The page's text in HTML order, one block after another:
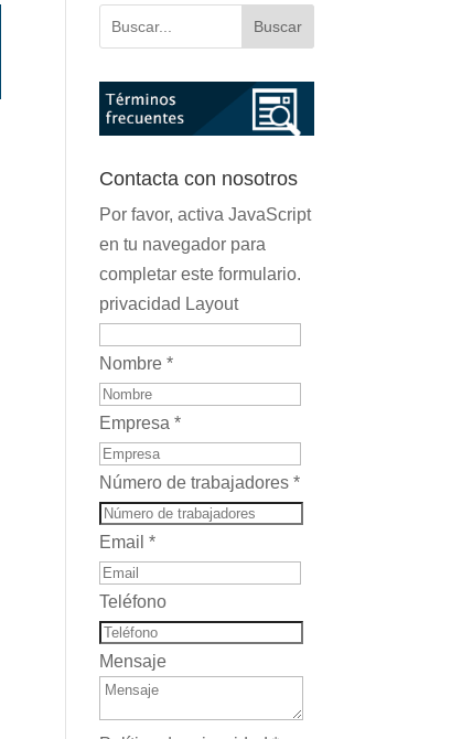
Buscar
Contacta con nosotros
Por favor, activa JavaScript
en tu navegador para
completar este formulario.
privacidad Layout
Nombre*
Empresa*
Número de trabajadores*
Email*
Teléfono
Mensaje